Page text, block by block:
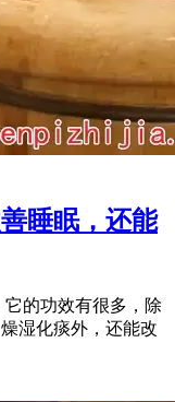
睡眠，还能
的功效有很多，除
湿化痰外，还能改